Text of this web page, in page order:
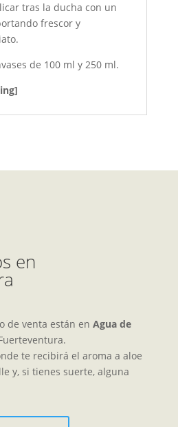
tras la ducha con un
frescor y
de 100 ml y 250 ml.
en
de venta están en Agua de
te recibirá el aroma a aloe
y, si tienes suerte, alguna